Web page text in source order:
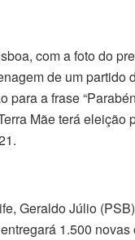
com a foto do
de um partido
para a frase
Mãe terá eleição
Geraldo Júlio
1.500 novas